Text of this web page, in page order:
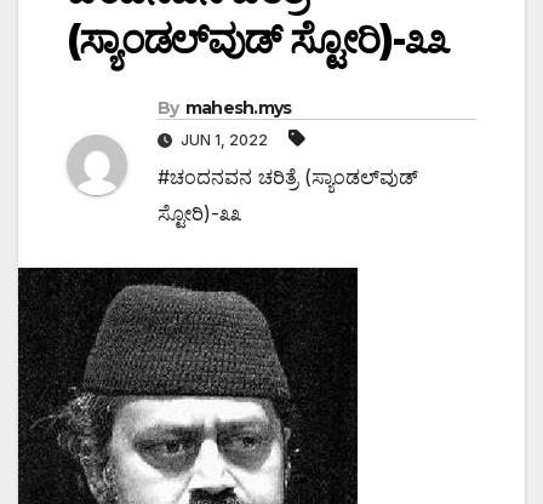
(ಸ್ಯಾಂಡಲ್‌ವುಡ್ ಸ್ಟೋರಿ)-೩೩
By mahesh.mys
JUN 1, 2022
#ಚಂದನವನ ಚರಿತ್ರೆ (ಸ್ಯಾಂಡಲ್‌ವುಡ್
ಸ್ಟೋರಿ)-೩೩